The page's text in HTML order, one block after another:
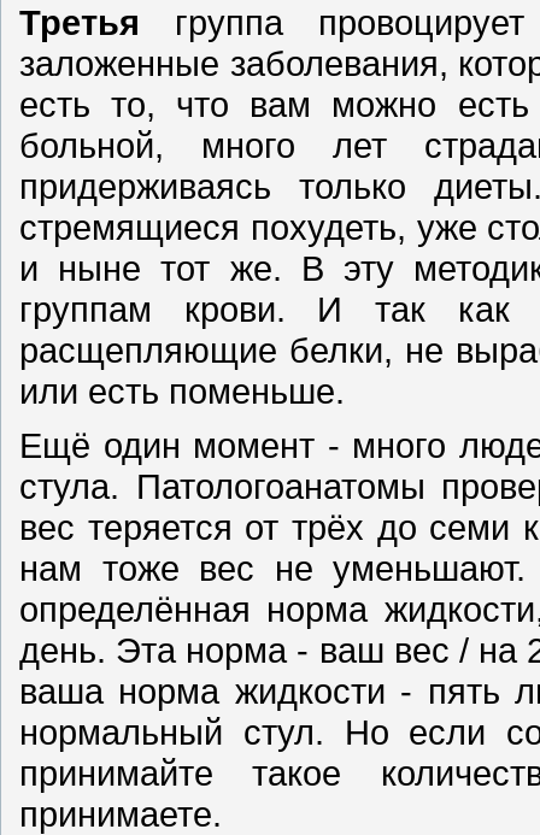
Третья группа
заложенные заболевания,
есть то, что вам можно
больной, много лет
придерживаясь только
стремящиеся похудеть, уже
и ныне тот же. В эту
группам крови. И так
расщепляющие белки, не
или есть поменьше.
Ещё один момент - много
стула. Патологоанатомы
вес теряется от трёх до семи
нам тоже вес не уменьшают.
определённая норма
день. Эта норма - ваш вес / на
ваша норма жидкости - пять
нормальный стул. Но если
принимайте такое
принимаете.